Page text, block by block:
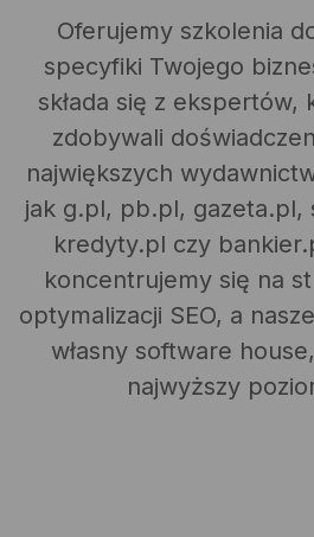
Oferujemy szkolenia
specyfiki Twojego
składa się z ekspertów,
zdobywali
największych
jak g.pl, pb.pl,
kredyty.pl czy
koncentrujemy się na
optymalizacji SEO, a
własny software
najwyższy